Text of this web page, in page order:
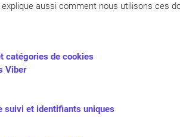
aussi comment nous utilisons ces
catégories de cookies
Viber
suivi et identifiants uniques